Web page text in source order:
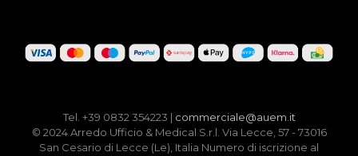
Tel. +39 0832 354223 | commerciale@auem.it
© 2024 Arredo Ufficio & Medical S.r.l. Via Lecce, 57 - 73016
San Cesario di Lecce (Le), Italia Numero di iscrizione al